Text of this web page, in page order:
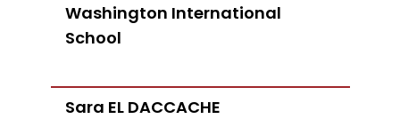
Washington International
School
Sara EL DACCACHE